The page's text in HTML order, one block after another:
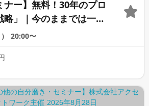
ナー】無料！30年のプロ
」｜今のままでは一生
男性へ
20:00〜